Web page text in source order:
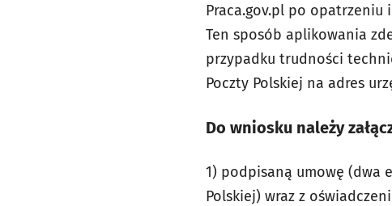
Praca.gov.pl po
Ten sposób aplikowania
przypadku trudności
Poczty Polskiej na adres
Do wniosku należy
1) podpisaną umowę (dwa
Polskiej) wraz z